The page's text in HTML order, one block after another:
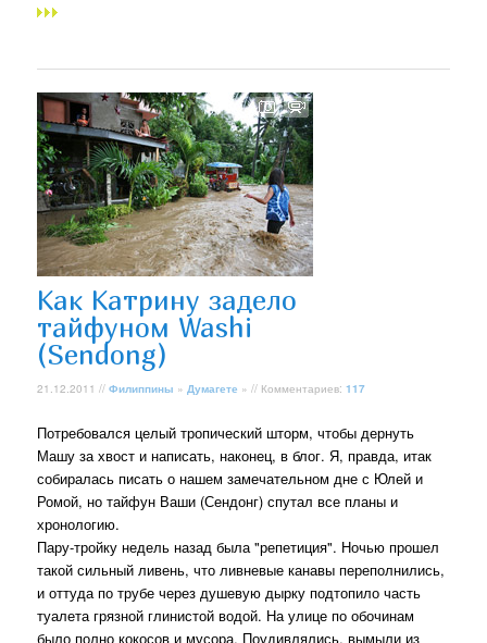
Как Катрину задело
тайфуном Washi
(Sendong)
21.12.2011 //Филиппины » Думагете » // Комментариев:117
Потребовался целый тропический шторм, чтобы дернуть
Машу за хвост и написать, наконец, в блог. Я, правда, итак
собиралась писать о нашем замечательном дне с Юлей и
Ромой, но тайфун Ваши (Сендонг) спутал все планы и
хронологию.
Пару-тройку недель назад была "репетиция". Ночью прошел
такой сильный ливень, что ливневые канавы переполнились,
и оттуда по трубе через душевую дырку подтопило часть
туалета грязной глинистой водой. На улице по обочинам
было полно кокосов и мусора. Поудивлялись, вымыли из